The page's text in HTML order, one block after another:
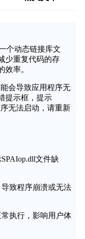
个动态链接库文
少重复代码的存
效率。
会导致应用程序无
提示框，提示
无法启动，请重新
文件缺
致程序崩溃或无法
执行，影响用户体